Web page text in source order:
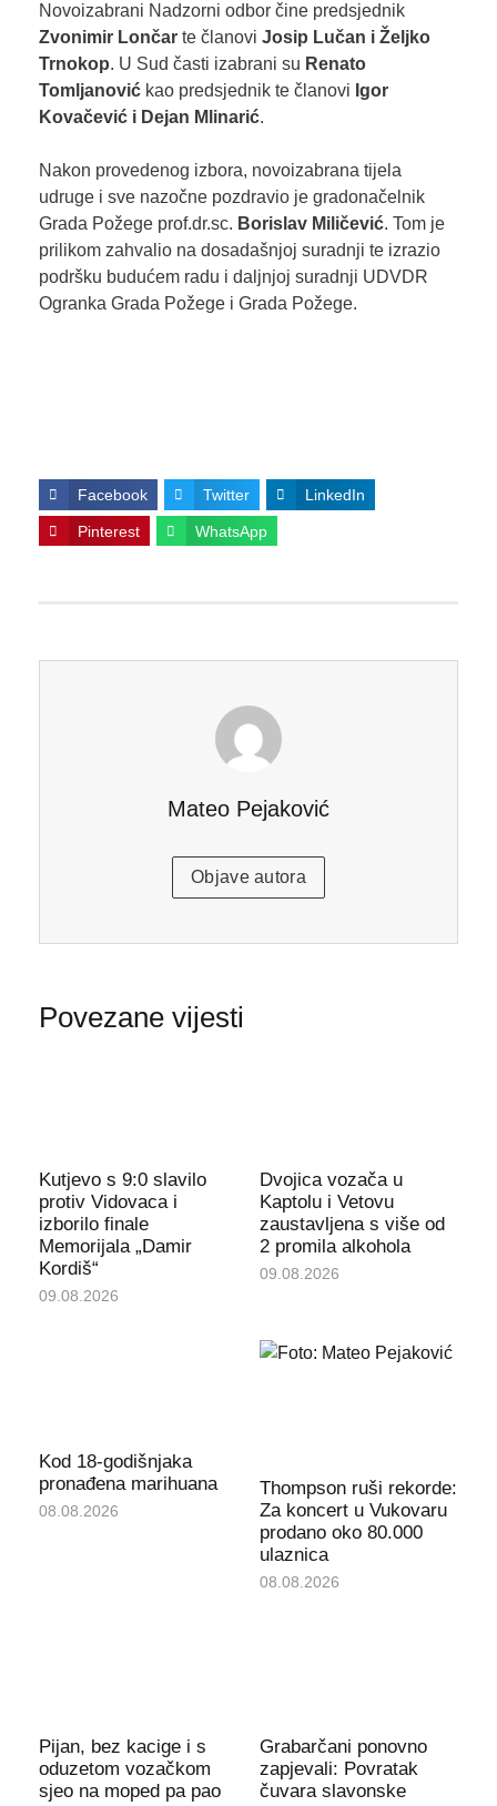
Novoizabrani Nadzorni odbor čine predsjednik
Zvonimir Lončarte članovi Josip Lučan i Željko
Trnokop. U Sud časti izabrani su Renato
Tomljanović kao predsjednik te članovi Igor
Kovačević i Dejan Mlinarić.
Nakon provedenog izbora, novoizabrana tijela
udruge i sve nazočne pozdravio je gradonačelnik
Grada Požege prof.dr.sc. Borislav Miličević. Tom je
prilikom zahvalio na dosadašnjoj suradnji te izrazio
podršku budućem radu i daljnjoj suradnji UDVDR
Ogranka Grada Požege i Grada Požege.
Facebook Twitter LinkedIn
Pinterest WhatsApp
Mateo Pejaković
Objave autora
Povezane vijesti
Kutjevo s 9:0 slavilo
protiv Vidovaca i
izborilo finale
Memorijala „Damir
Kordiš“
09.08.2026
Dvojica vozača u
Kaptolu i Vetovu
zaustavljena s više od
2 promila alkohola
09.08.2026
Kod 18-godišnjaka
pronađena marihuana
08.08.2026
Thompson ruši rekorde:
Za koncert u Vukovaru
prodano oko 80.000
ulaznica
08.08.2026
Pijan, bez kacige i s
oduzetom vozačkom
sjeo na moped pa pao
Grabarčani ponovno
zapjevali: Povratak
čuvara slavonske